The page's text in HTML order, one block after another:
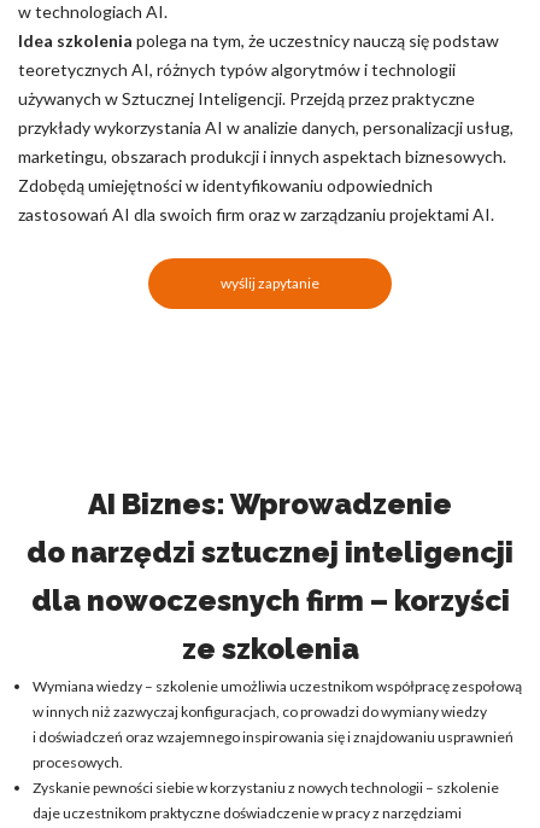
w technologiach AI.
Idea szkolenia polega na tym, że uczestnicy nauczą się podstaw
teoretycznych AI, różnych typów algorytmów i technologii
używanych w Sztucznej Inteligencji. Przejdą przez praktyczne
przykłady wykorzystania AI w analizie danych, personalizacji usług,
marketingu, obszarach produkcji i innych aspektach biznesowych.
Zdobędą umiejętności w identyfikowaniu odpowiednich
zastosowań AI dla swoich firm oraz w zarządzaniu projektami AI.
wyślij zapytanie
AI Biznes: Wprowadzenie
do narzędzi sztucznej inteligencji
dla nowoczesnych firm – korzyści
ze szkolenia
Wymiana wiedzy – szkolenie umożliwia uczestnikom współpracę zespołową
w innych niż zazwyczaj konfiguracjach, co prowadzi do wymiany wiedzy
i doświadczeń oraz wzajemnego inspirowania się i znajdowaniu usprawnień
procesowych.
Zyskanie pewności siebie w korzystaniu z nowych technologii – szkolenie
daje uczestnikom praktyczne doświadczenie w pracy z narzędziami